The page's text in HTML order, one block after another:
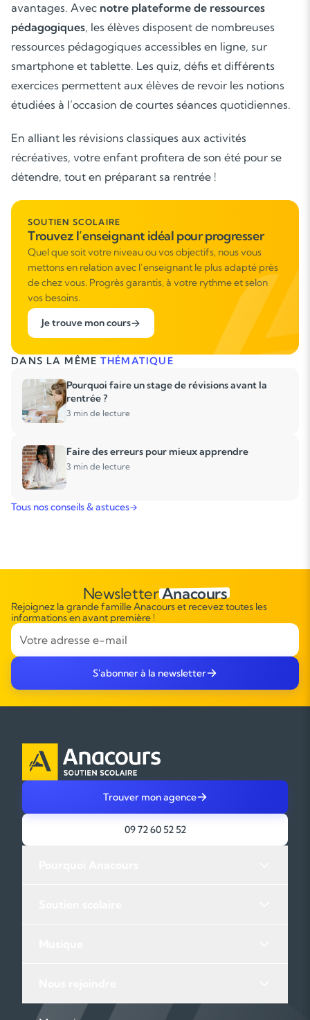
avantages. Avec notre plateforme de ressources
pédagogiques, les élèves disposent de nombreuses
ressources pédagogiques accessibles en ligne, sur
smartphone et tablette. Les quiz, défis et différents
exercices permettent aux élèves de revoir les notions
étudiées à l’occasion de courtes séances quotidiennes.
En alliant les révisions classiques aux activités
récréatives, votre enfant profitera de son été pour se
détendre, tout en préparant sa rentrée !
SOUTIEN SCOLAIRE
Trouvez l’enseignant idéal pour progresser
Quel que soit votre niveau ou vos objectifs, nous vous
mettons en relation avec l’enseignant le plus adapté près
de chez vous. Progrès garantis, à votre rythme et selon
vos besoins.
Je trouve mon cours
DANS LA MÊMETHÉMATIQUE
Pourquoi faire un stage de révisions avant la
rentrée ?
3 min de lecture
Faire des erreurs pour mieux apprendre
3 min de lecture
Tous nos conseils & astuces
NewsletterAnacours
Rejoignez la grande famille Anacours et recevez toutes les
informations en avant première !
S'abonner à la newsletter
Trouver mon agence
09 72 60 52 52